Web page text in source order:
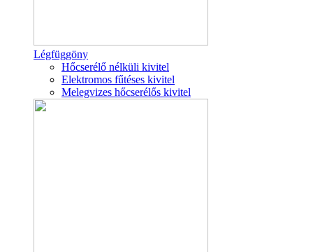
Légfüggöny
Hőcserélő nélküli kivitel
Elektromos fűtéses kivitel
Melegvizes hőcserélős kivitel